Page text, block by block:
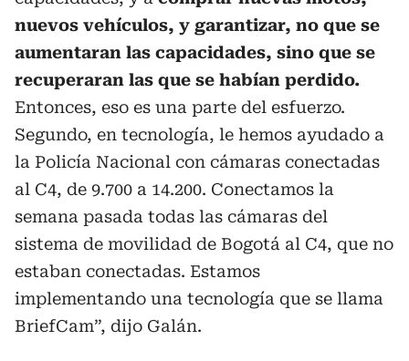
nuevos vehículos, y garantizar, no que se
aumentaran las capacidades, sino que se
recuperaran las que se habían perdido.
Entonces, eso es una parte del esfuerzo.
Segundo, en tecnología, le hemos ayudado a
la Policía Nacional con cámaras conectadas
al C4, de 9.700 a 14.200. Conectamos la
semana pasada todas las cámaras del
sistema de movilidad de Bogotá al C4, que no
estaban conectadas. Estamos
implementando una tecnología que se llama
BriefCam”, dijo Galán.